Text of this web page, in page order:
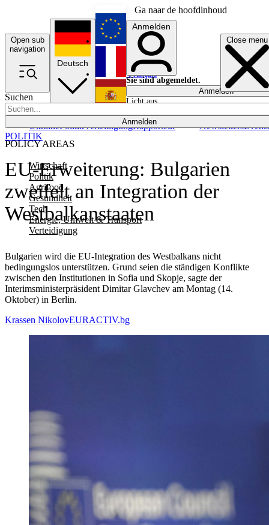
Ga naar de hoofdinhoud
Open sub
navigation
Close menu
Suchen
Anmelden
POLICY AREAS
Wirtschaft
Politik
Agrifood
Gesundheit
Tech
Energie, Umwelt & Transport
Verteidigung
UkrainePolitikVerteidigungRapporteur NewslettersEvents
Deutsch
English
Français
Anmelden
Sie sind abgemeldet.
Anmelden
Licht aus
EU-Erweiterung: Bulgarien
zweifelt an Integration der
Westbalkanstaaten
Bulgarien wird die EU-Integration des Westbalkans nicht
bedingungslos unterstützen. Grund seien die ständigen Konflikte
zwischen den Institutionen in Sofia und Skopje, sagte der
Interimsministerpräsident Dimitar Glavchev am Montag (14.
Oktober) in Berlin.
POLITIK
Krassen NikolovEURACTIV.bg